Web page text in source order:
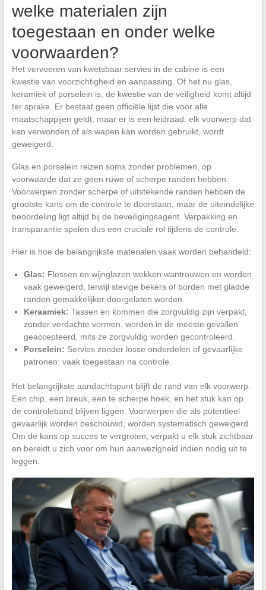
welke materialen zijn
toegestaan en onder welke
voorwaarden?
Het vervoeren van kwetsbaar servies in de cabine is een
kwestie van voorzichtigheid en aanpassing. Of het nu glas,
keramiek of porselein is, de kwestie van de veiligheid komt altijd
ter sprake. Er bestaat geen officiële lijst die voor alle
maatschappijen geldt, maar er is een leidraad: elk voorwerp dat
kan verwonden of als wapen kan worden gebruikt, wordt
geweigerd.
Glas en porselein reizen soms zonder problemen, op
voorwaarde dat ze geen ruwe of scherpe randen hebben.
Voorwerpen zonder scherpe of uitstekende randen hebben de
grootste kans om de controle te doorstaan, maar de uiteindelijke
beoordeling ligt altijd bij de beveiligingsagent. Verpakking en
transparantie spelen dus een cruciale rol tijdens de controle.
Hier is hoe de belangrijkste materialen vaak worden behandeld:
Glas: Flessen en wijnglazen wekken wantrouwen en worden
vaak geweigerd, terwijl stevige bekers of borden met gladde
randen gemakkelijker doorgelaten worden.
Keraamiek: Tassen en kommen die zorgvuldig zijn verpakt,
zonder verdachte vormen, worden in de meeste gevallen
geaccepteerd, mits ze zorgvuldig worden gecontroleerd.
Porselein: Servies zonder losse onderdelen of gevaarlijke
patronen: vaak toegestaan na controle.
Het belangrijkste aandachtspunt blijft de rand van elk voorwerp.
Een chip, een breuk, een te scherpe hoek, en het stuk kan op
de controleband blijven liggen. Voorwerpen die als potentieel
gevaarlijk worden beschouwd, worden systematisch geweigerd.
Om de kans op succes te vergroten, verpakt u elk stuk zichtbaar
en bereidt u zich voor om hun aanwezigheid indien nodig uit te
leggen.